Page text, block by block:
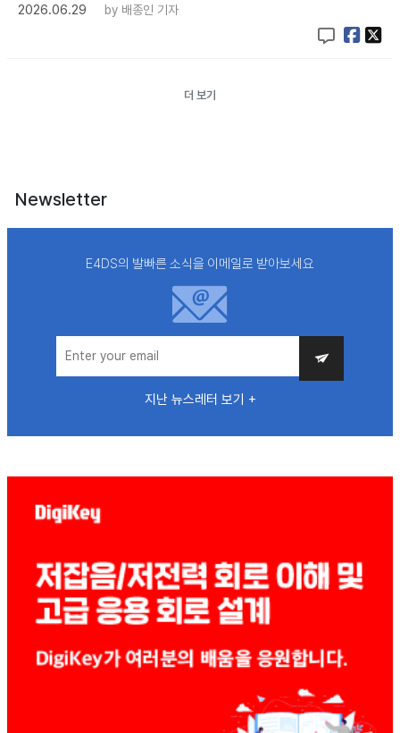
2026.06.29
by 배종인 기자
더 보기
Newsletter
E4DS의 발빠른 소식을 이메일로 받아보세요
지난 뉴스레터 보기 +